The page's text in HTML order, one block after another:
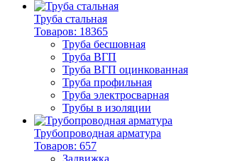
Труба стальная
Товаров: 18365
Труба бесшовная
Труба ВГП
Труба ВГП оцинкованная
Труба профильная
Труба электросварная
Трубы в изоляции
Трубопроводная арматура
Товаров: 657
Задвижка